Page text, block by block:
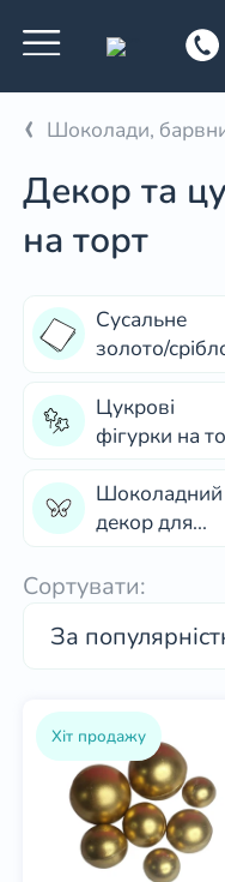
Шоколади,
Декор та
на торт
Сусальне
золото/
Цукрові
фігурки на
Шоколадний
декор для
Сортувати:
Хіт продажу